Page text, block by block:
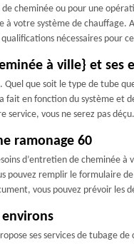
cheminée ou pour une
votre système de chauffage.
nécessaires pour
à ville} et ses
que soit le type de tube
en fonction du système et
vous ne serez pas déçu.
ramonage 60
d’entretien de cheminée
remplir le formulaire
vous pouvez prévoir les
ses services de tubage